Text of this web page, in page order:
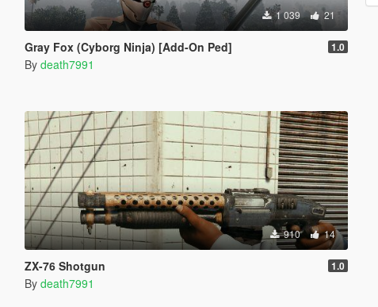
1 039 21
Gray Fox (Cyborg Ninja) [Add-On Ped] 1.0
By death7991
910 14
ZX-76 Shotgun 1.0
By death7991